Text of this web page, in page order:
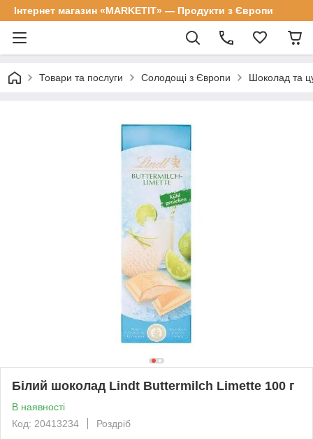
Інтернет магазин «MARKETIT» — Продукти з Європи
Товари та послуги Солодощі з Європи Шоколад та
Білий шоколад Lindt Buttermilch Limette 100 г
В наявності
Код: 20413234
Роздріб